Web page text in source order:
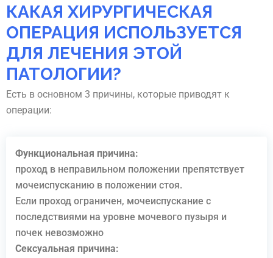
КАКАЯ ХИРУРГИЧЕСКАЯ
ОПЕРАЦИЯ ИСПОЛЬЗУЕТСЯ
ДЛЯ ЛЕЧЕНИЯ ЭТОЙ
ПАТОЛОГИИ?
Есть в основном 3 причины, которые приводят к
операции:
Функциональная причина:
проход в неправильном положении препятствует
мочеиспусканию в положении стоя.
Если проход ограничен, мочеиспускание с
последствиями на уровне мочевого пузыря и
почек невозможно
Сексуальная причина: